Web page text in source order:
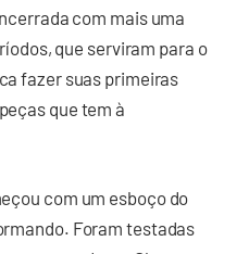
com mais uma
que serviram para o
fazer suas primeiras
que tem à
com um esboço do
Foram testadas